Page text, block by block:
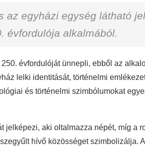
az egyházi egység látható
évfordulója alkalmából.
évfordulóját ünnepli, ebből az
lelki identitását, történelmi
és történelmi szimbólumokat
jelképezi, aki oltalmazza népét, míg a
hívő közösséget szimbolizálja.